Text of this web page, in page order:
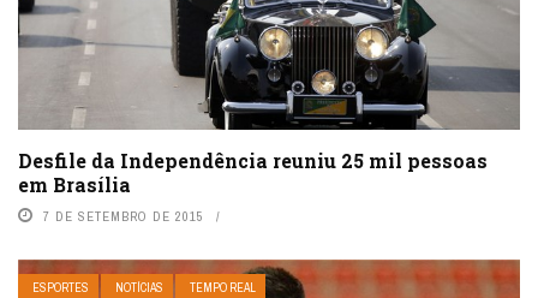
Desfile da Independência reuniu 25 mil pessoas
em Brasília
7 DE SETEMBRO DE 2015
ESPORTES NOTÍCIAS TEMPO REAL